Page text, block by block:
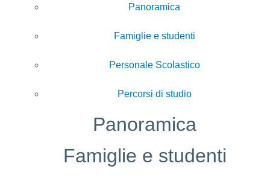
Panoramica
Famiglie e studenti
Personale Scolastico
Percorsi di studio
Panoramica
Famiglie e studenti